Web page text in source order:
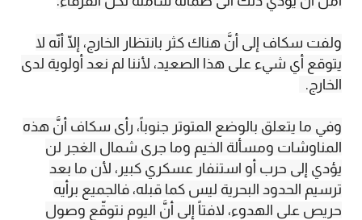
ولفت سكاف إلى أنَّ هناك كثر بانتظار الخارج، إلّا أنّه لا
يتوقع أي شيء على هذا الصعيد، لأننا لم نعد أولوية لدى
الخارج.
وفي ما يتعلق بالوضع المتوتر جنوباً، رأى سكاف أنَّ هذه
المناوشات ومسألة الخيم وما جرى شمال الغجر لن
يؤدي إلى حرب أو استنفار عسكري كبير، لأن ما بعد
ترسيم الحدود البحرية ليس كما قبله، فالجميع برأيه
حريص على الهدوء، لافتاً إلى أنَّ اليوم نتوقّع وصول